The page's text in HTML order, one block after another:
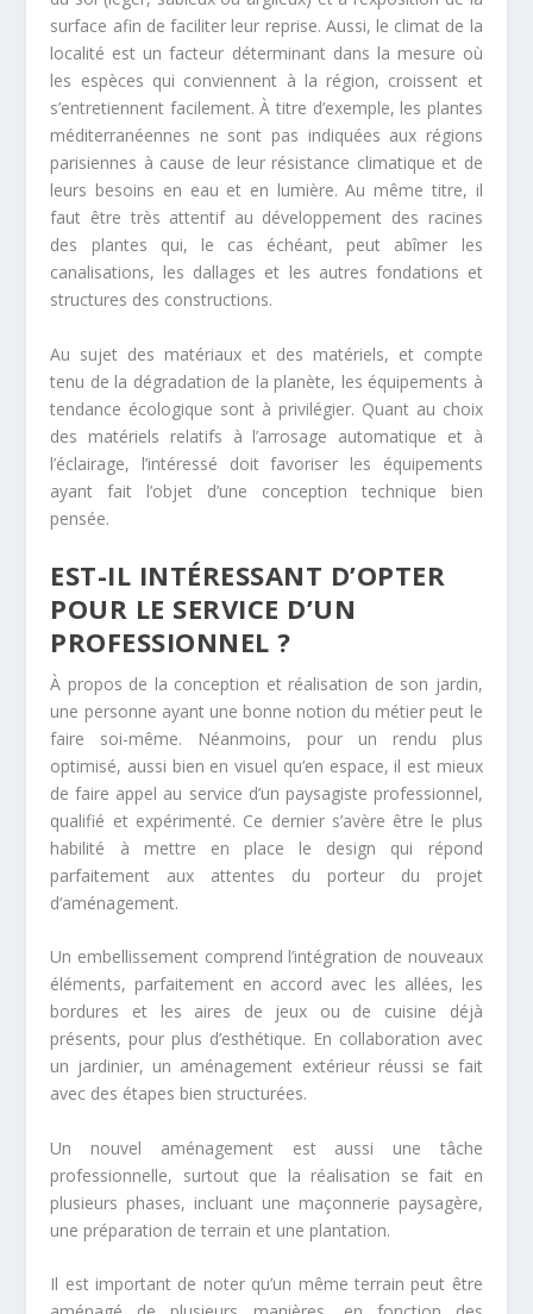
surface afin de faciliter leur reprise. Aussi, le climat de la
localité est un facteur déterminant dans la mesure où
les espèces qui conviennent à la région, croissent et
s’entretiennent facilement. À titre d’exemple, les plantes
méditerranéennes ne sont pas indiquées aux régions
parisiennes à cause de leur résistance climatique et de
leurs besoins en eau et en lumière. Au même titre, il
faut être très attentif au développement des racines
des plantes qui, le cas échéant, peut abîmer les
canalisations, les dallages et les autres fondations et
structures des constructions.
Au sujet des matériaux et des matériels, et compte
tenu de la dégradation de la planète, les équipements à
tendance écologique sont à privilégier. Quant au choix
des matériels relatifs à l’arrosage automatique et à
l’éclairage, l’intéressé doit favoriser les équipements
ayant fait l’objet d’une conception technique bien
pensée.
EST-IL INTÉRESSANT D’OPTER
POUR LE SERVICE D’UN
PROFESSIONNEL ?
À propos de la conception et réalisation de son jardin,
une personne ayant une bonne notion du métier peut le
faire soi-même. Néanmoins, pour un rendu plus
optimisé, aussi bien en visuel qu’en espace, il est mieux
de faire appel au service d’un paysagiste professionnel,
qualifié et expérimenté. Ce dernier s’avère être le plus
habilité à mettre en place le design qui répond
parfaitement aux attentes du porteur du projet
d’aménagement.
Un embellissement comprend l’intégration de nouveaux
éléments, parfaitement en accord avec les allées, les
bordures et les aires de jeux ou de cuisine déjà
présents, pour plus d’esthétique. En collaboration avec
un jardinier, un aménagement extérieur réussi se fait
avec des étapes bien structurées.
Un nouvel aménagement est aussi une tâche
professionnelle, surtout que la réalisation se fait en
plusieurs phases, incluant une maçonnerie paysagère,
une préparation de terrain et une plantation.
Il est important de noter qu’un même terrain peut être